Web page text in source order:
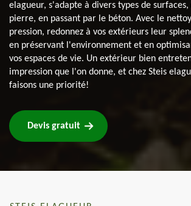
elagueur, s'adapte à divers types de surfaces,
pierre, en passant par le béton. Avec le
pression, redonnez à vos extérieurs leur
en préservant l'environnement et en
vos espaces de vie. Un extérieur bien
impression que l'on donne, et chez Steis
faisons une priorité!
Devis gratuit